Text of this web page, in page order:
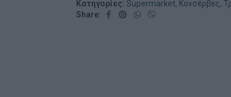
Κατηγορίες: Supermarket, Κονσέρβες,
Share: